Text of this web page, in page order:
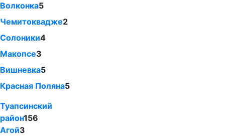
Волконка5
Чемитоквадже2
Солоники4
Макопсе3
Вишневка5
Красная Поляна5
Туапсинский
район156
Агой3